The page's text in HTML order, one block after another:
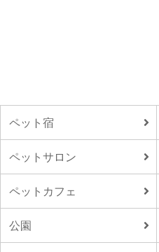
ペット宿
ペットサロン
ペットカフェ
公園